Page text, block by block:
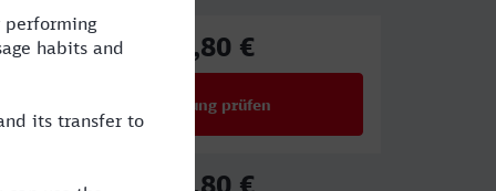
25,80 €
Verbindung prüfen
25,80 €